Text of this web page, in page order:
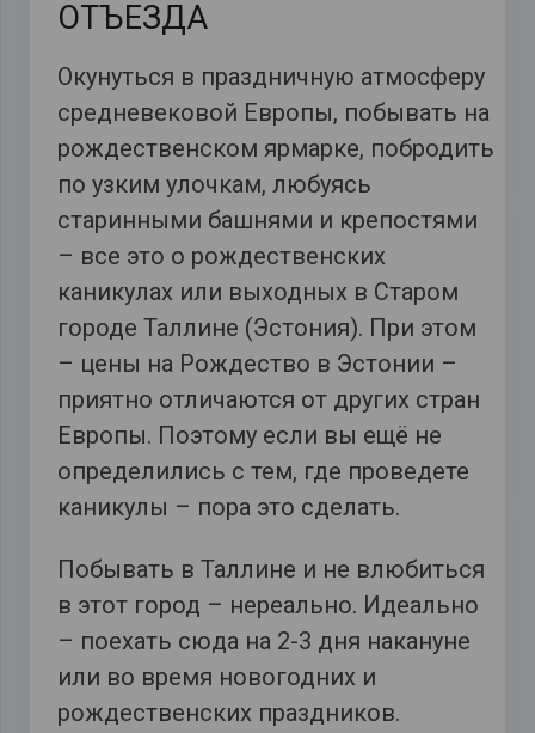
ОТЪЕЗДА
Окунуться в праздничную атмосферу
средневековой Европы, побывать на
рождественском ярмарке, побродить
по узким улочкам, любуясь
старинными башнями и крепостями
– все это о рождественских
каникулах или выходных в Старом
городе Таллине (Эстония). При этом
– цены на Рождество в Эстонии –
приятно отличаются от других стран
Европы. Поэтому если вы ещё не
определились с тем, где проведете
каникулы – пора это сделать.
Побывать в Таллине и не влюбиться
в этот город – нереально. Идеально
– поехать сюда на 2-3 дня накануне
или во время новогодних и
рождественских праздников.